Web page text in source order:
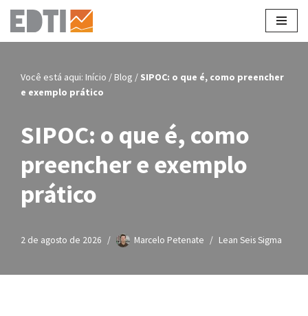
Pular
Você está aqui: Início / Blog / SIPOC: o que é, como preencher
e exemplo prático
SIPOC: o que é, como
preencher e exemplo
prático
2 de agosto de 2026 Marcelo Petenate Lean Seis Sigma